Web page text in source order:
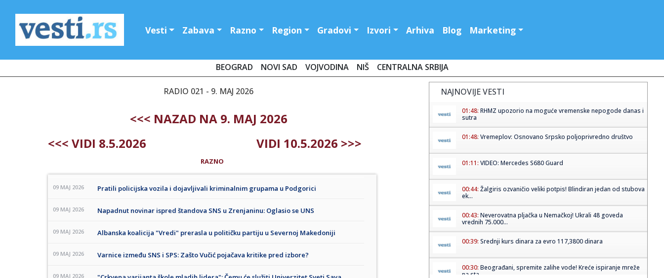
Vesti Zabava Razno Region Gradovi Izvori Arhiva Blog Marketing
BEOGRAD NOVI SAD VOJVODINA NIŠ CENTRALNA SRBIJA
RADIO 021 - 9. MAJ 2026
<<< NAZAD NA 9. MAJ 2026
<<< VIDI 8.5.2026
VIDI 10.5.2026 >>>
RAZNO
09 MAJ 2026 Pratili policijska vozila i dojavljivali kriminalnim grupama u Podgorici
09 MAJ 2026 Napadnut novinar ispred štandova SNS u Zrenjaninu: Oglasio se UNS
09 MAJ 2026 Albanska koalicija "Vredi" prerasla u političku partiju u Severnoj Makedoniji
09 MAJ 2026 Varnice između SNS i SPS: Zašto Vučić pojačava kritike pred izbore?
09 MAJ 2026
NAJNOVIJE VESTI
01:48: RHMZ upozorio na moguće vremenske nepogode danas i
sutra
01:48: Vremeplov: Osnovano Srpsko poljoprivredno društvo
01:11: VIDEO: Mercedes S680 Guard
00:44: Žalgiris ozvaničio veliki potpis! Blindiran jedan od stubova
ek...
00:43: Neverovatna pljačka u Nemačkoj! Ukrali 48 goveda
vrednih 75.000...
00:39: Srednji kurs dinara za evro 117,3800 dinara
00:30: Beograđani, spremite zalihe vode! Kreće ispiranje mreže
na sta...